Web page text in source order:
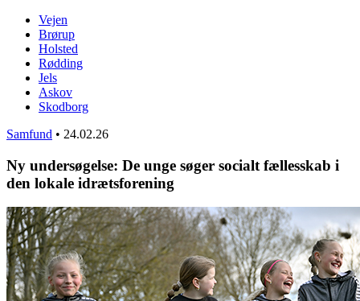
Vejen
Brørup
Holsted
Rødding
Jels
Askov
Skodborg
Samfund • 24.02.26
Ny undersøgelse: De unge søger socialt fællesskab i
den lokale idrætsforening